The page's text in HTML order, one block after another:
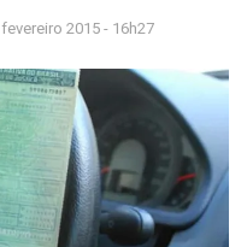
2015 - 16h27